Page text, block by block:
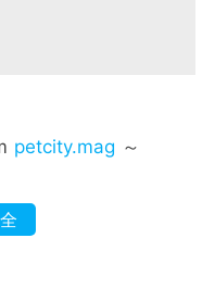
petcity.mag ～